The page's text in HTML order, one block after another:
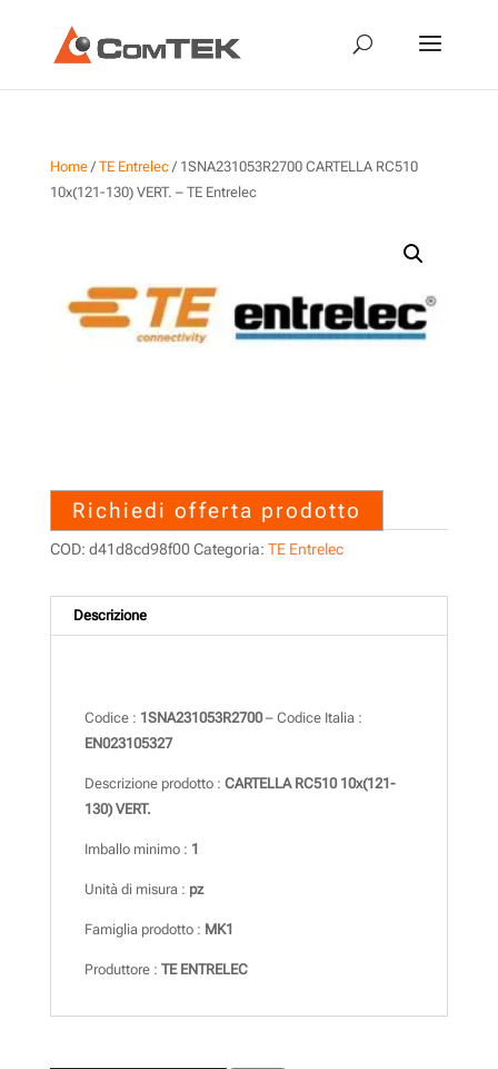
Home/ TE Entrelec/ 1SNA231053R2700 CARTELLA RC510
10x(121-130) VERT. – TE Entrelec
Richiedi offerta prodotto
COD: d41d8cd98f00 Categoria: TE Entrelec
Descrizione
Codice : 1SNA231053R2700– Codice Italia :
EN023105327
Descrizione prodotto : CARTELLA RC510 10x(121-
130) VERT.
Imballo minimo : 1
Unità di misura : pz
Famiglia prodotto : MK1
Produttore : TE ENTRELEC